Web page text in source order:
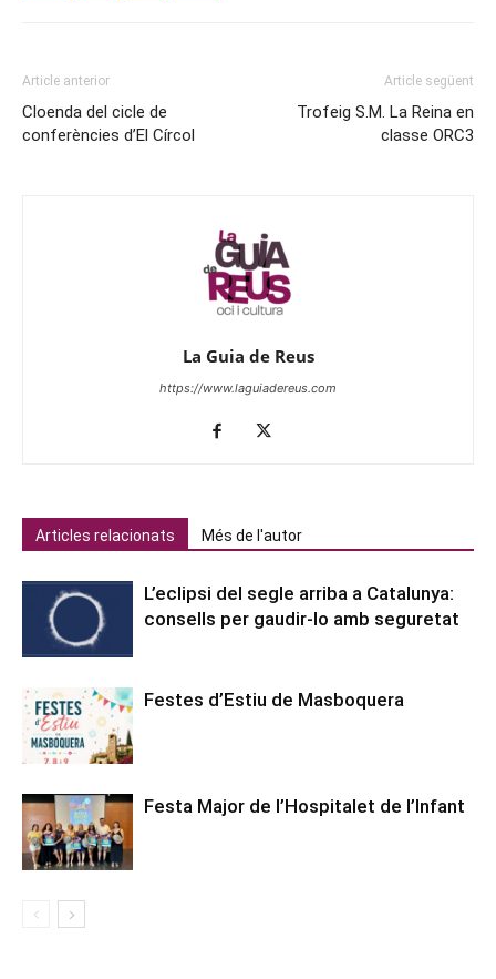
Article anterior
Cloenda del cicle de
conferències d’El Círcol
Article següent
Trofeig S.M. La Reina en
classe ORC3
La Guia de Reus
https://www.laguiadereus.com
Articles relacionats Més de l'autor
L’eclipsi del segle arriba a Catalunya:
consells per gaudir-lo amb seguretat
Festes d’Estiu de Masboquera
Festa Major de l’Hospitalet de l’Infant